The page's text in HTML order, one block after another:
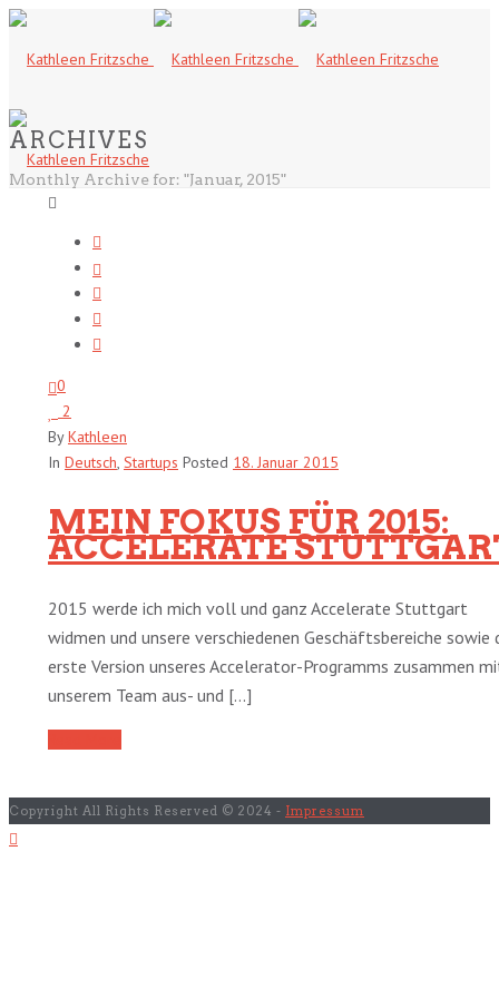
ARCHIVES
Monthly Archive for: "Januar, 2015"
0
2
ByKathleen
In Deutsch, Startups Posted 18. Januar 2015
MEIN FOKUS FÜR 2015:
ACCELERATE
2015 werde ich mich voll und ganz Accelerate Stuttgart
widmen und unsere verschiedenen Geschäftsbereiche sowie
erste Version unseres Accelerator-Programms zusammen
unserem Team aus- und [...]
Copyright All Rights Reserved © 2024 - Impressum